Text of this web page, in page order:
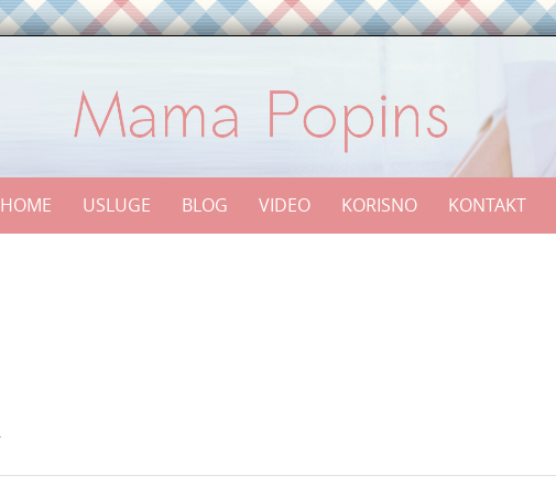
HOME USLUGE BLOG VIDEO KORISNO KONTAKT